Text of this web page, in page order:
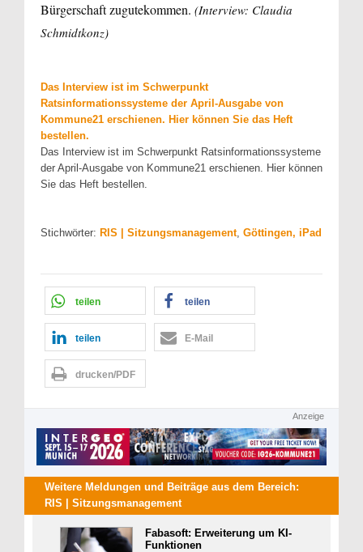
Bürgerschaft zugutekommen. (Interview: Claudia
Schmidtkonz)
Das Interview ist im Schwerpunkt
Ratsinformationssysteme der April-Ausgabe von
Kommune21 erschienen. Hier können Sie das Heft
bestellen.
Das Interview ist im Schwerpunkt Ratsinformationssysteme
der April-Ausgabe von Kommune21 erschienen. Hier können
Sie das Heft bestellen.
Stichwörter: RIS | Sitzungsmanagement, Göttingen, iPad
teilen teilen
teilen E-Mail
drucken/PDF
Anzeige
Weitere Meldungen und Beiträge aus dem Bereich:
RIS | Sitzungsmanagement
Fabasoft: Erweiterung um KI-
Funktionen